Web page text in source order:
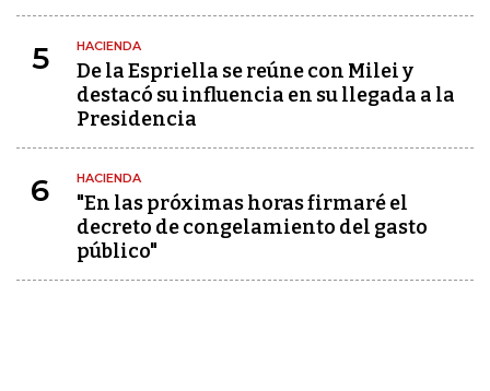
5 HACIENDA
De la Espriella se reúne con Milei y
destacó su influencia en su llegada a la
Presidencia
6 HACIENDA
"En las próximas horas firmaré el
decreto de congelamiento del gasto
público"